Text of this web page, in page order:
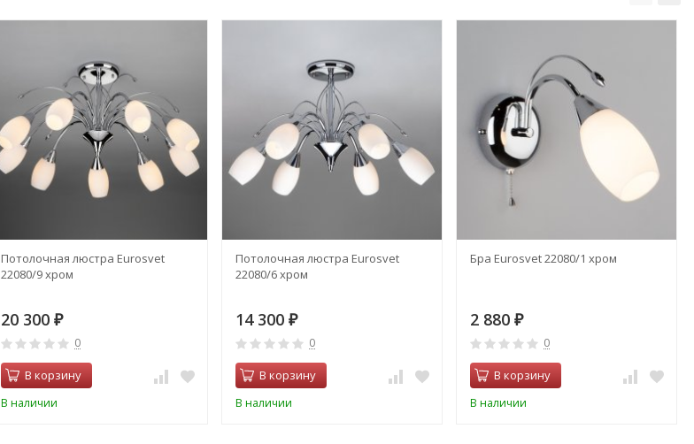
Потолочная люстра Eurosvet
22080/9 хром
20 300 ₽
0
В корзину
В наличии
Потолочная люстра Eurosvet
22080/6 хром
14 300 ₽
0
В корзину
В наличии
Бра Eurosvet 22080/1 хром
2 880 ₽
0
В корзину
В наличии